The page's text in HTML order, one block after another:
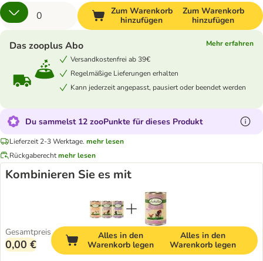
Zum Warenkorb
hinzufügen
Zum Warenkorb
hinzufügen
Das zooplus Abo
Mehr erfahren
Versandkostenfrei ab 39€
Regelmäßige Lieferungen erhalten
Kann jederzeit angepasst, pausiert oder beendet werden
Du sammelst 12 zooPunkte für dieses Produkt
Lieferzeit 2-3 Werktage. mehr lesen
Rückgaberechtmehr lesen
Kombinieren Sie es mit
Gesamtpreis
0,00 €
Alles in den
Warenkorb legen
Alles in den
Warenkorb legen